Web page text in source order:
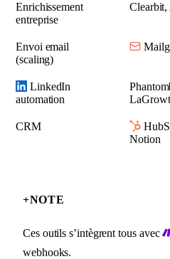
Enrichissement
entreprise
Envoi email
(scaling)
LinkedIn
automation
CRM
Notion
+NOTE
Ces outils s’intègrent tous avec
webhooks.